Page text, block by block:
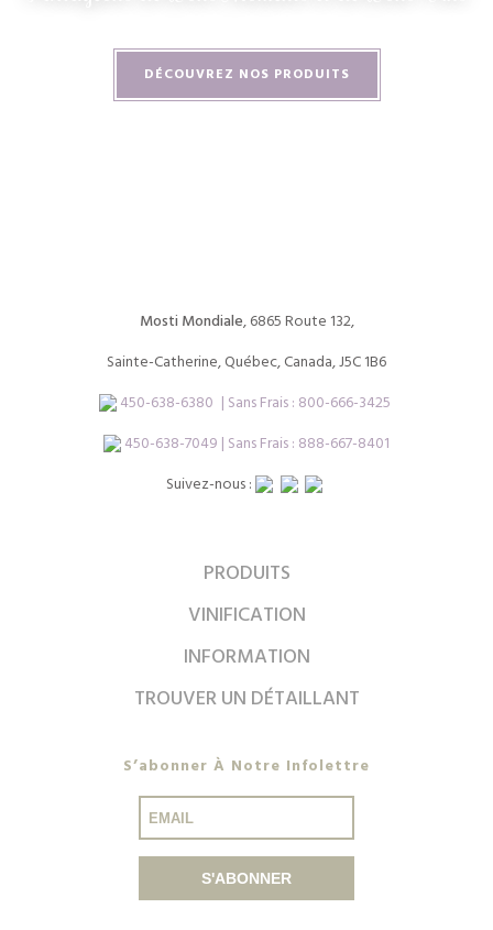
DÉCOUVREZ NOS PRODUITS
Mosti Mondiale, 6865 Route 132,
Sainte-Catherine, Québec, Canada, J5C 1B6
450-638-6380 | Sans Frais : 800-666-3425
450-638-7049 | Sans Frais : 888-667-8401
Suivez-nous :
PRODUITS
VINIFICATION
INFORMATION
TROUVER UN DÉTAILLANT
S’abonner À Notre Infolettre
S'ABONNER